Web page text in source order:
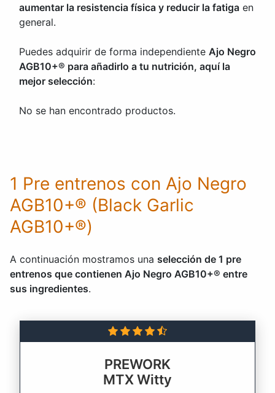
aumentar la resistencia física y reducir la fatiga en
general.
Puedes adquirir de forma independiente Ajo Negro
AGB10+® para añadirlo a tu nutrición, aquí la
mejor selección:
No se han encontrado productos.
1 Pre entrenos con Ajo Negro
AGB10+® (Black Garlic
AGB10+®)
A continuación mostramos una selección de 1 pre
entrenos que contienen Ajo Negro AGB10+® entre
sus ingredientes.
PREWORK
MTX Witty